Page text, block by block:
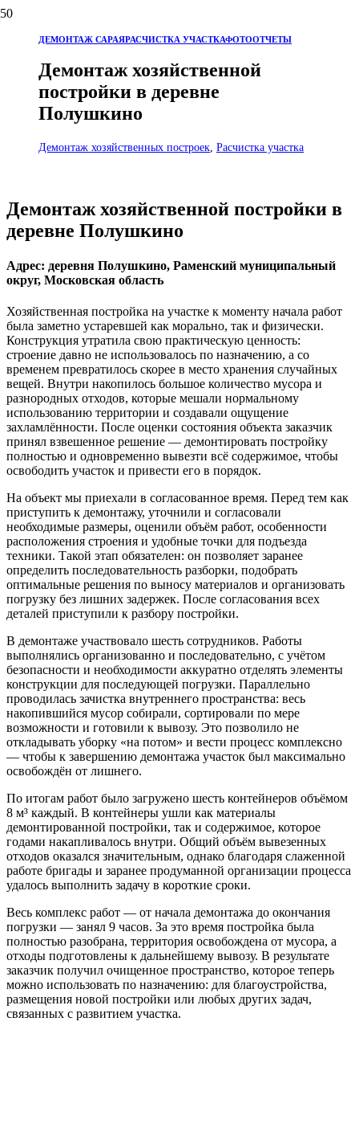
ДЕМОНТАЖ САРАЯРАСЧИСТКА УЧАСТКАФОТООТЧЕТЫ
Демонтаж хозяйственной
постройки в деревне
Полушкино
Демонтаж хозяйственных построек, Расчистка участка
Демонтаж хозяйственной постройки в
деревне Полушкино
Адрес: деревня Полушкино, Раменский муниципальный
округ, Московская область
Хозяйственная постройка на участке к моменту начала работ
была заметно устаревшей как морально, так и физически.
Конструкция утратила свою практическую ценность:
строение давно не использовалось по назначению, а со
временем превратилось скорее в место хранения случайных
вещей. Внутри накопилось большое количество мусора и
разнородных отходов, которые мешали нормальному
использованию территории и создавали ощущение
захламлённости. После оценки состояния объекта заказчик
принял взвешенное решение — демонтировать постройку
полностью и одновременно вывезти всё содержимое, чтобы
освободить участок и привести его в порядок.
На объект мы приехали в согласованное время. Перед тем как
приступить к демонтажу, уточнили и согласовали
необходимые размеры, оценили объём работ, особенности
расположения строения и удобные точки для подъезда
техники. Такой этап обязателен: он позволяет заранее
определить последовательность разборки, подобрать
оптимальные решения по выносу материалов и организовать
погрузку без лишних задержек. После согласования всех
деталей приступили к разбору постройки.
В демонтаже участвовало шесть сотрудников. Работы
выполнялись организованно и последовательно, с учётом
безопасности и необходимости аккуратно отделять элементы
конструкции для последующей погрузки. Параллельно
проводилась зачистка внутреннего пространства: весь
накопившийся мусор собирали, сортировали по мере
возможности и готовили к вывозу. Это позволило не
откладывать уборку «на потом» и вести процесс комплексно
— чтобы к завершению демонтажа участок был максимально
освобождён от лишнего.
По итогам работ было загружено шесть контейнеров объёмом
8 м³ каждый. В контейнеры ушли как материалы
демонтированной постройки, так и содержимое, которое
годами накапливалось внутри. Общий объём вывезенных
отходов оказался значительным, однако благодаря слаженной
работе бригады и заранее продуманной организации процесса
удалось выполнить задачу в короткие сроки.
Весь комплекс работ — от начала демонтажа до окончания
погрузки — занял 9 часов. За это время постройка была
полностью разобрана, территория освобождена от мусора, а
отходы подготовлены к дальнейшему вывозу. В результате
заказчик получил очищенное пространство, которое теперь
можно использовать по назначению: для благоустройства,
размещения новой постройки или любых других задач,
связанных с развитием участка.